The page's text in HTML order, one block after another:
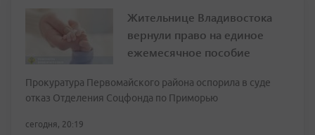
Жительнице Владивостока
вернули право на единое
ежемесячное пособие
Прокуратура Первомайского района оспорила в суде
отказ Отделения Соцфонда по Приморью
сегодня, 20:19